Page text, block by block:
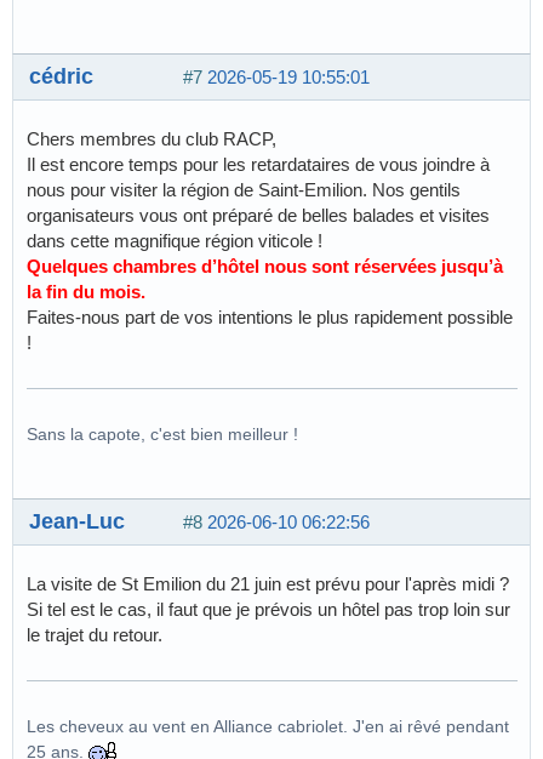
#7 2026-05-19 10:55:01
cédric
Chers membres du club RACP,
Il est encore temps pour les retardataires de vous joindre à
nous pour visiter la région de Saint-Emilion. Nos gentils
organisateurs vous ont préparé de belles balades et visites
dans cette magnifique région viticole !
Quelques chambres d’hôtel nous sont réservées jusqu’à
la fin du mois.
Faites-nous part de vos intentions le plus rapidement possible
!
Sans la capote, c'est bien meilleur !
#8 2026-06-10 06:22:56
Jean-Luc
La visite de St Emilion du 21 juin est prévu pour l'après midi ?
Si tel est le cas, il faut que je prévois un hôtel pas trop loin sur
le trajet du retour.
Les cheveux au vent en Alliance cabriolet. J'en ai rêvé pendant
25 ans.